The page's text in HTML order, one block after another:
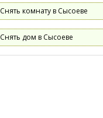
Снять комнату в Сысоеве
Снять дом в Сысоеве